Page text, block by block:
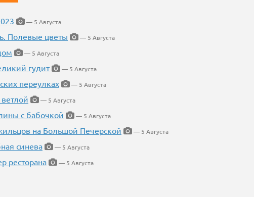
— 5 Августа
Полевые цветы
— 5 Августа
— 5 Августа
гудит
— 5 Августа
переулках
— 5 Августа
— 5 Августа
с бабочкой
— 5 Августа
на Большой Печерской
— 5 Августа
синева
— 5 Августа
ресторана — 5 Августа